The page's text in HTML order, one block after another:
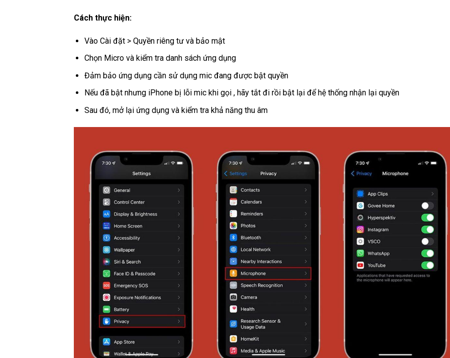
Cách thực hiện:
Vào Cài đặt > Quyền riêng tư và bảo mật
Chọn Micro và kiểm tra danh sách ứng dụng
Đảm bảo ứng dụng cần sử dụng mic đang được bật quyền
Nếu đã bật nhưng iPhone bị lỗi mic khi gọi , hãy tắt đi rồi bật lại để hệ thống nhận lại quyền
Sau đó, mở lại ứng dụng và kiểm tra khả năng thu âm